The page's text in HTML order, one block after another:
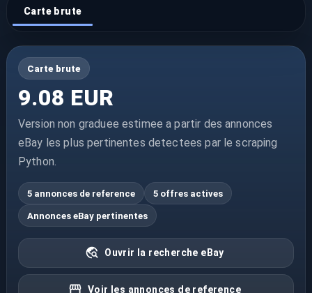
Carte brute
Carte brute
9.08 EUR
Version non graduee estimee a partir des annonces
eBay les plus pertinentes detectees par le scraping
Python.
5 annonces de reference 5 offres actives
Annonces eBay pertinentes
Ouvrir la recherche eBay
Voir les annonces de reference